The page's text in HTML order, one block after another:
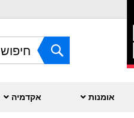
חפש
אומנות אקדמיה